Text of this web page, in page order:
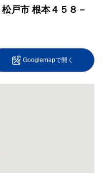
松戸市 根本４５８－
Googlemapで開く